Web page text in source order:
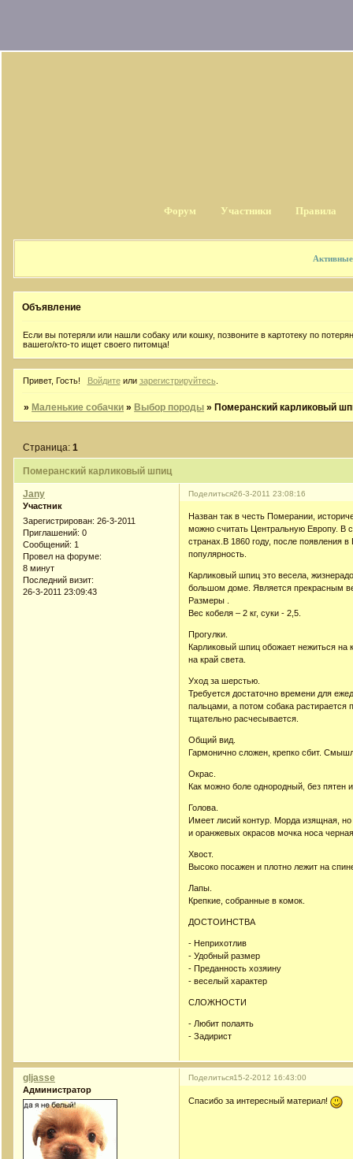
Форум Участники Правила
Объявление
Если вы потеряли или нашли собаку или кошку, позвоните в картотеку по
вашего/кто-то ищет своего питомца!
Привет, Гость! Войдитеили зарегистрируйтесь
» Маленькие собачки » Выбор породы » Померанский карликовый
Померанский карликовый шпиц
Страница:1
Поделиться26-3-2011 23:08:16
Jany
Участник
Зарегистрирован: 26-3-2011
Приглашений: 0
Сообщений: 1
Провел на форуме:
8 минут
Последний визит:
26-3-2011 23:09:43
Назван так в честь Померании,
можно считать Центральную Европу. В
странах.В 1860 году, после появления
популярность.
Карликовый шпиц это весела,
большом доме. Является прекрасным
Размеры .
Вес кобеля – 2 кг, суки - 2,5.
Прогулки.
Карликовый шпиц обожает нежиться на
на край света.
Уход за шерстью.
Требуется достаточно времени для
пальцами, а потом собака растирается
тщательно расчесывается.
Общий вид.
Гармонично сложен, крепко сбит.
Окрас.
Как можно боле однородный, без пятен
Голова.
Имеет лисий контур. Морда изящная,
и оранжевых окрасов мочка носа
Хвост.
Высоко посажен и плотно лежит на
Лапы.
Крепкие, собранные в комок.
ДОСТОИНСТВА
- Неприхотлив
- Удобный размер
- Преданность хозяину
- веселый характер
СЛОЖНОСТИ
- Любит полаять
- Задирист
Поделиться15-2-2012 16:43:00
gljasse
Администратор
Спасибо за интересный материал!